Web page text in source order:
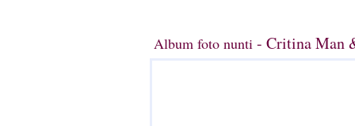
Album foto nunti - Critina Man